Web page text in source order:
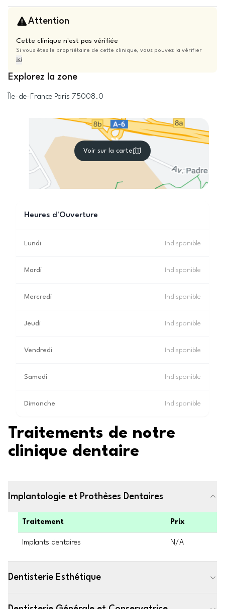
Attention
Cette clinique n'est pas vérifiée
Si vous êtes le propriétaire de cette clinique, vous pouvez la vérifier
ici
Explorez la zone
Île-de-France Paris 75008.0
Voir sur la carte
Heures d'Ouverture
Lundi Indisponible
Mardi Indisponible
Mercredi Indisponible
Jeudi Indisponible
Vendredi Indisponible
Samedi Indisponible
Dimanche Indisponible
Traitements de notre
clinique dentaire
Implantologie et Prothèses Dentaires
Traitement Prix
Implants dentaires N/A
Dentisterie Esthétique